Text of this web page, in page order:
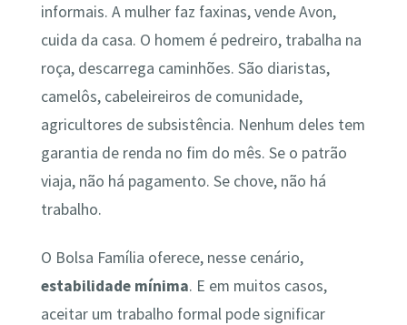
informais. A mulher faz faxinas, vende Avon,
cuida da casa. O homem é pedreiro, trabalha na
roça, descarrega caminhões. São diaristas,
camelôs, cabeleireiros de comunidade,
agricultores de subsistência. Nenhum deles tem
garantia de renda no fim do mês. Se o patrão
viaja, não há pagamento. Se chove, não há
trabalho.
O Bolsa Família oferece, nesse cenário,
estabilidade mínima. E em muitos casos,
aceitar um trabalho formal pode significar